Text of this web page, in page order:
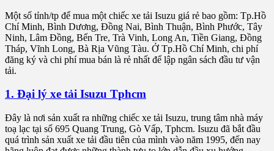
Một số tỉnh/tp để mua một chiếc xe tải Isuzu giá rẻ bao gồm: Tp.Hồ
Chí Minh, Bình Dương, Đồng Nai, Bình Thuận, Bình Phước, Tây
Ninh, Lâm Đồng, Bến Tre, Trà Vinh, Long An, Tiền Giang, Đồng
Tháp, Vĩnh Long, Bà Rịa Vũng Tàu. Ở Tp.Hồ Chí Minh, chi phí
đăng ký và chi phí mua bán là rẻ nhất để lập ngân sách đầu tư vận
tải.
1. Đại lý xe tải Isuzu Tphcm
Đây là nơi sản xuất ra những chiếc xe tải Isuzu, trung tâm nhà máy
toạ lạc tại số 695 Quang Trung, Gò Vấp, Tphcm. Isuzu đã bắt đầu
quá trình sản xuất xe tải đầu tiên của mình vào năm 1995, đến nay